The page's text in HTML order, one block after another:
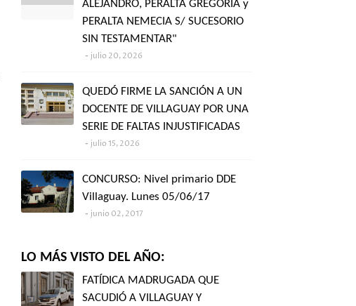
ALEJANDRO, PERALTA GREGORIA y
PERALTA NEMECIA S/ SUCESORIO
SIN TESTAMENTAR"
julio 20, 2026
QUEDÓ FIRME LA SANCIÓN A UN
DOCENTE DE VILLAGUAY POR UNA
SERIE DE FALTAS INJUSTIFICADAS
julio 15, 2026
CONCURSO: Nivel primario DDE
Villaguay. Lunes 05/06/17
junio 02, 2017
LO MÁS VISTO DEL AÑO:
FATÍDICA MADRUGADA QUE
SACUDIÓ A VILLAGUAY Y